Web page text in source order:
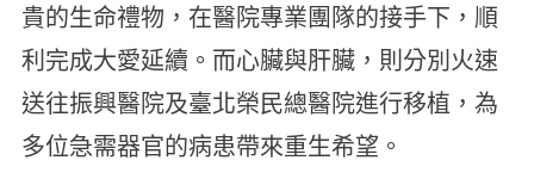
貴的生命禮物，在醫院專業團隊的接手下，順
利完成大愛延續。而心臟與肝臟，則分別火速
送往振興醫院及臺北榮民總醫院進行移植，為
多位急需器官的病患帶來重生希望。